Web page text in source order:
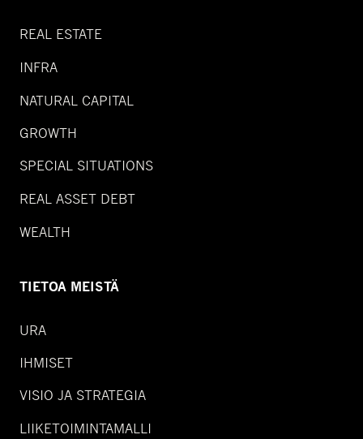
REAL ESTATE
INFRA
NATURAL CAPITAL
GROWTH
SPECIAL SITUATIONS
REAL ASSET DEBT
WEALTH
TIETOA MEISTÄ
URA
IHMISET
VISIO JA STRATEGIA
LIIKETOIMINTAMALLI